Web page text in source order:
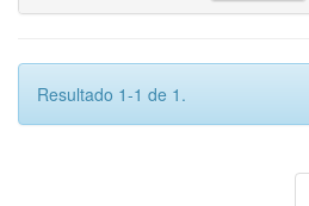
Resultado 1-1 de 1.